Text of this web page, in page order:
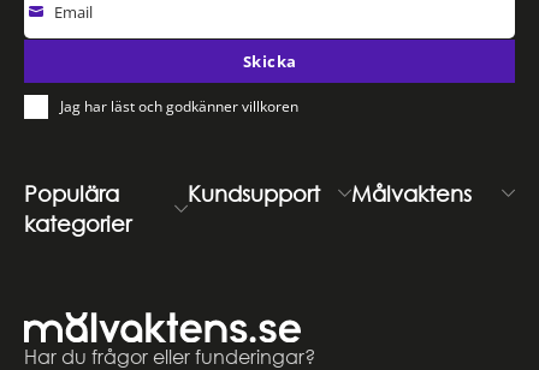
Har du frågor eller funderingar?
Populära
kategorier
Kundsupport Målvaktens
Email
Skicka
Jag har läst och godkänner villkoren